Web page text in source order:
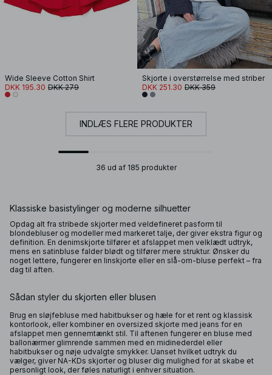
Wide Sleeve Cotton Shirt
DKK 195.30 DKK 279
Skjorte i overstørrelse med striber
DKK 251.30 DKK 359
INDLÆS FLERE PRODUKTER
36 ud af 185 produkter
Klassiske basistylinger og moderne silhuetter
Opdag alt fra stribede skjorter med veldefineret pasform til
blondebluser og modeller med markeret talje, der giver ekstra figur og
definition. En denimskjorte tilfører et afslappet men velklædt udtryk,
mens en satinbluse falder blødt og tilfører mere struktur. Ønsker du
noget lettere, fungerer en linskjorte eller en slå-om-bluse perfekt – fra
dag til aften.
Sådan styler du skjorten eller blusen
Brug en sløjfebluse med habitbukser og hæle for et rent og klassisk
kontorlook, eller kombiner en oversized skjorte med jeans for en
afslappet men gennemtænkt stil. Til aftenen fungerer en bluse med
ballonærmer glimrende sammen med en midinederdel eller
habitbukser og nøje udvalgte smykker. Uanset hvilket udtryk du
vælger, giver NA-KDs skjorter og bluser dig mulighed for at skabe et
personligt look, der føles naturligt i enhver situation.